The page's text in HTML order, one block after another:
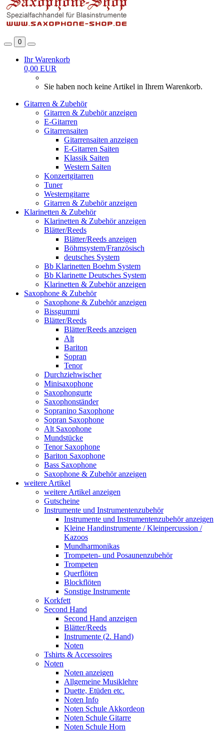
0
Ihr Warenkorb
0,00 EUR
Sie haben noch keine Artikel in Ihrem Warenkorb.
Gitarren & Zubehör
Gitarren & Zubehör anzeigen
E-Gitarren
Gitarrensaiten
Gitarrensaiten anzeigen
E-Gitarren Saiten
Klassik Saiten
Western Saiten
Konzertgitarren
Tuner
Westerngitarre
Gitarren & Zubehör anzeigen
Klarinetten & Zubehör
Klarinetten & Zubehör anzeigen
Blätter/Reeds
Blätter/Reeds anzeigen
Böhmsystem/Französisch
deutsches System
Bb Klarinetten Boehm System
Bb Klarinette Deutsches System
Klarinetten & Zubehör anzeigen
Saxophone & Zubehör
Saxophone & Zubehör anzeigen
Bissgummi
Blätter/Reeds
Blätter/Reeds anzeigen
Alt
Bariton
Sopran
Tenor
Durchziehwischer
Minisaxophone
Saxophongurte
Saxophonständer
Sopranino Saxophone
Sopran Saxophone
Alt Saxophone
Mundstücke
Tenor Saxophone
Bariton Saxophone
Bass Saxophone
Saxophone & Zubehör anzeigen
weitere Artikel
weitere Artikel anzeigen
Gutscheine
Instrumente und Instrumentenzubehör
Instrumente und Instrumentenzubehör anzeigen
Kleine Handinstrumente / Kleinpercussion /
Kazoos
Mundharmonikas
Trompeten- und Posaunenzubehör
Trompeten
Querflöten
Blockflöten
Sonstige Instrumente
Korkfett
Second Hand
Second Hand anzeigen
Blätter/Reeds
Instrumente (2. Hand)
Noten
Tshirts & Accessoires
Noten
Noten anzeigen
Allgemeine Musiklehre
Duette, Etüden etc.
Noten Info
Noten Schule Akkordeon
Noten Schule Gitarre
Noten Schule Horn